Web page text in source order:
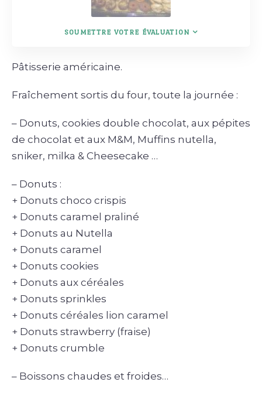
SOUMETTRE VOTRE ÉVALUATION
Pâtisserie américaine.
Fraîchement sortis du four, toute la journée :
– Donuts, cookies double chocolat, aux pépites
de chocolat et aux M&M, Muffins nutella,
sniker, milka & Cheesecake …
– Donuts :
+ Donuts choco crispis
+ Donuts caramel praliné
+ Donuts au Nutella
+ Donuts caramel
+ Donuts cookies
+ Donuts aux céréales
+ Donuts sprinkles
+ Donuts céréales lion caramel
+ Donuts strawberry (fraise)
+ Donuts crumble
– Boissons chaudes et froides…